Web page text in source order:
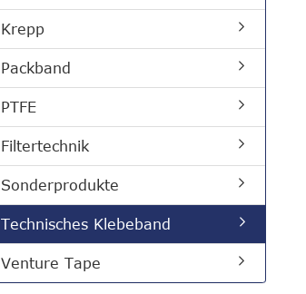
Krepp
Packband
PTFE
Filtertechnik
Sonderprodukte
Technisches Klebeband
Venture Tape